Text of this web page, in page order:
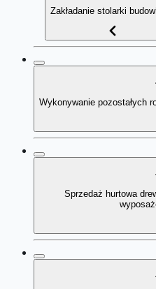
Zakładanie stolarki
Wykonywanie pozostałych
Sprzedaż hurtowa